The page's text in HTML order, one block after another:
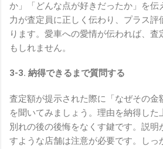
か」「どんな点が好きだったか」を伝
力が査定員に正しく伝わり、プラス評
ります。愛車への愛情が伝われば、
もしれません。
3-3. 納得できるまで質問する
査定額が提示された際に「なぜその金
を聞いてみましょう。理由を納得した
別れの後の後悔をなくす鍵です。説明
すような店舗は注意が必要です。しっ